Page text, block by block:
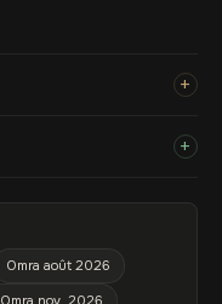
+
+
Omra août 2026
Omra nov. 2026